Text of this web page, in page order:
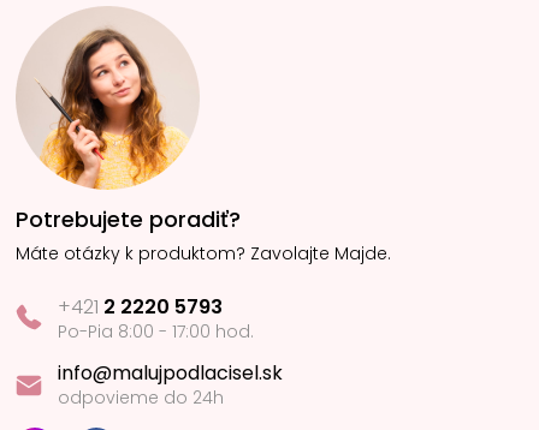
Potrebujete poradiť?
Máte otázky k produktom? Zavolajte Majde.
+421 2 2220 5793
Po-Pia 8:00 - 17:00 hod.
info@malujpodlacisel.sk
odpovieme do 24h